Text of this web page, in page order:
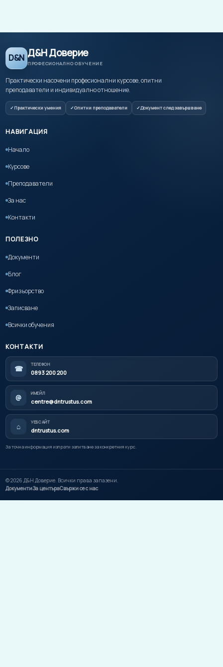
D&N Д&Н Доверие
ПРОФЕСИОНАЛНО ОБУЧЕНИЕ
Практически насочени професионални курсове, опитни
преподаватели и индивидуално отношение.
Практически умения Опитни преподаватели Документ след завършване
НАВИГАЦИЯ
Начало
Курсове
Преподаватели
За нас
Контакти
ПОЛЕЗНО
Документи
Блог
Фризьорство
Записване
Всички обучения
КОНТАКТИ
☎ ТЕЛЕФОН
0893 200 200
@ ИМЕЙЛ
centre@dntrustus.com
⌂ УЕБСАЙТ
dntrustus.com
За точна информация изпрати запитване за конкретния курс.
©2026 Д&Н Доверие. Всички права запазени.
ДокументиЗа центъраСвържи се с нас